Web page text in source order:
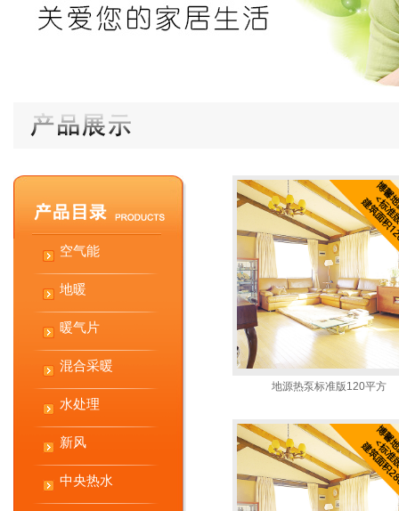
空气能
地暖
暖气片
混合采暖
水处理
新风
中央热水
地源热泵标准版120平方